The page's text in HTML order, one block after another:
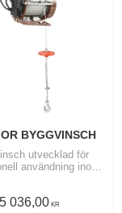
BYGGVINSCH
utvecklad för
användning inom
5 036,00 KR